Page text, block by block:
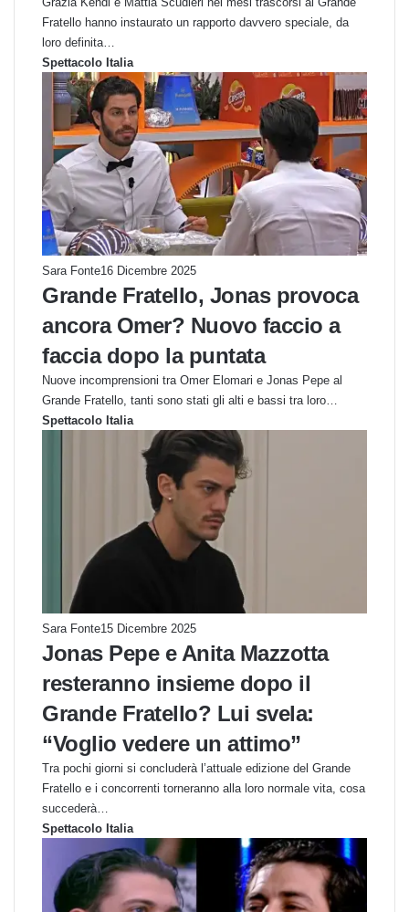
Fratello hanno instaurato un rapporto davvero speciale, da
loro definita…
Spettacolo Italia
Sara Fonte16 Dicembre 2025
Grande Fratello, Jonas provoca
ancora Omer? Nuovo faccio a
faccia dopo la puntata
Nuove incomprensioni tra Omer Elomari e Jonas Pepe al
Grande Fratello, tanti sono stati gli alti e bassi tra loro…
Spettacolo Italia
Sara Fonte15 Dicembre 2025
Jonas Pepe e Anita Mazzotta
resteranno insieme dopo il
Grande Fratello? Lui svela:
“Voglio vedere un attimo”
Tra pochi giorni si concluderà l’attuale edizione del Grande
Fratello e i concorrenti torneranno alla loro normale vita, cosa
succederà…
Spettacolo Italia